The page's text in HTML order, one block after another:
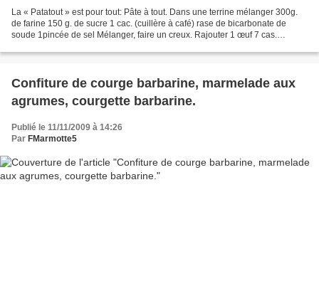
La « Patatout » est pour tout: Pâte à tout. Dans une terrine mélanger 300g.
de farine 150 g. de sucre 1 cac. (cuillère à café) rase de bicarbonate de
soude 1pincée de sel Mélanger, faire un creux. Rajouter 1 œuf 7 cas.
Confiture de courge barbarine, marmelade aux
agrumes, courgette barbarine.
Publié le 11/11/2009 à 14:26
Par FMarmotte5